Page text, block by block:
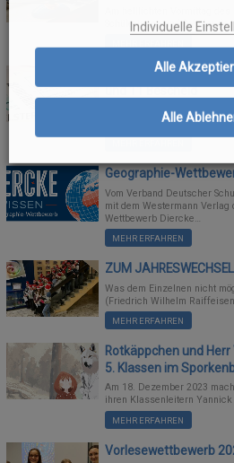
Schülerinnen und Schüler
„Schule und
und 11 Bescheid
Die Aktion „Schule und
Finanzverwaltung
Geographie-
Vom Verband Deutscher
mit dem Westermann
Wettbewerb Diercke…
MEHR ERFAHREN
ZUM
Was dem Einzelnen nicht
(Friedrich Wilhelm
MEHR ERFAHREN
Rotkäppchen und
5. Klassen im
Am 18. Dezember 2023
ihren Klassenleitern Yannick
MEHR ERFAHREN
Vorlesewettbewerb
Individuelle
Alle
Alle